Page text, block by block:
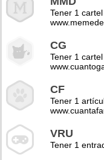
Tener 1
CG
Tener 1
CF
Tener 1
VRU
Tener 1